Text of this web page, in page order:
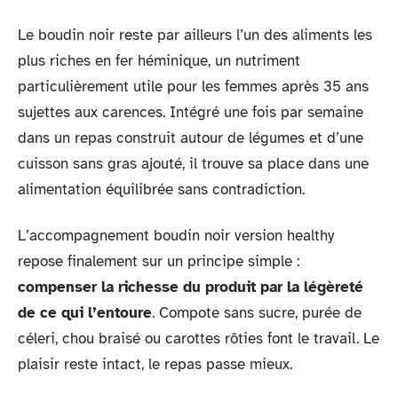
Le boudin noir reste par ailleurs l’un des aliments les
plus riches en fer héminique, un nutriment
particulièrement utile pour les femmes après 35 ans
sujettes aux carences. Intégré une fois par semaine
dans un repas construit autour de légumes et d’une
cuisson sans gras ajouté, il trouve sa place dans une
alimentation équilibrée sans contradiction.
L’accompagnement boudin noir version healthy
repose finalement sur un principe simple :
compenser la richesse du produit par la légèreté
de ce qui l’entoure. Compote sans sucre, purée de
céleri, chou braisé ou carottes rôties font le travail. Le
plaisir reste intact, le repas passe mieux.